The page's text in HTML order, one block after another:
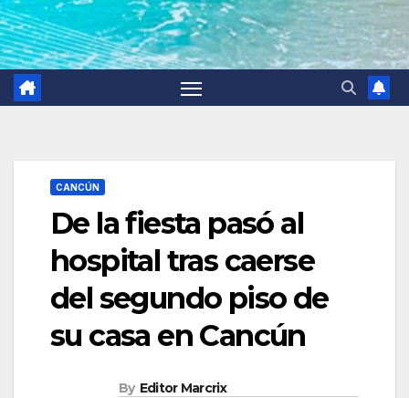
CANCÚN
De la fiesta pasó al
hospital tras caerse
del segundo piso de
su casa en Cancún
By Editor Marcrix